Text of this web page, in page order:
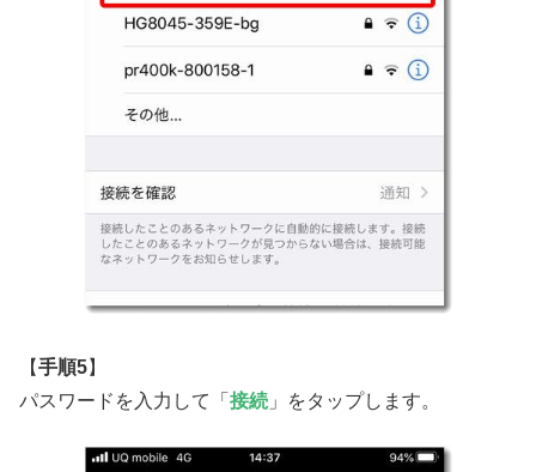
【手順5】
パスワードを入力して「 接続 」をタップします。